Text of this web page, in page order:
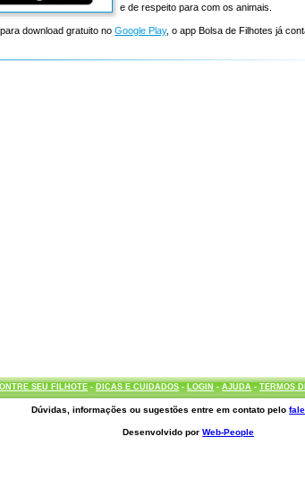
e de respeito para com os animais.
download gratuito noGoogle Play, o app Bolsa de Filhotes já
SEU FILHOTE- DICAS E CUIDADOS- LOGIN-AJUDA-TERMOS
Dúvidas, informações ou sugestões entre em contato pelo
Desenvolvido porWeb-People